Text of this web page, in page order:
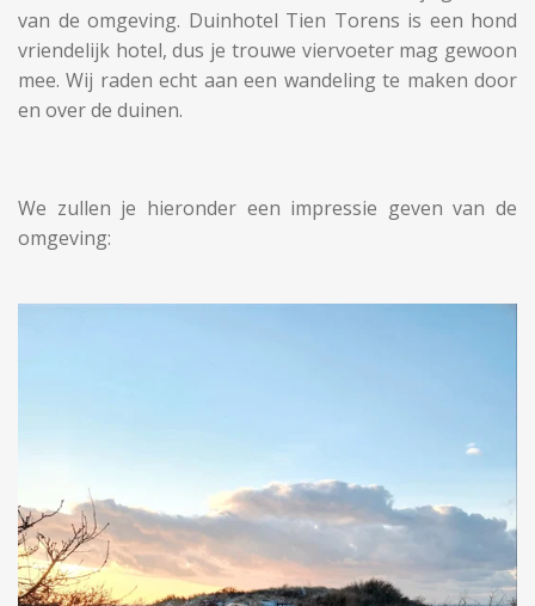
van de omgeving. Duinhotel Tien Torens is een hond
vriendelijk hotel, dus je trouwe viervoeter mag gewoon
mee. Wij raden echt aan een wandeling te maken door
en over de duinen.
We zullen je hieronder een impressie geven van de
omgeving: